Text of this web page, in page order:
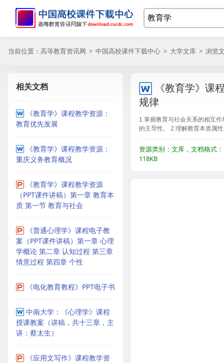
当前位置： 高等教育资讯网 > 中国高校课件下载中心 > 大学文库 > 浏览
相关文档
《教育学》课程教学资源：
教育优先发展
《教育学》课程教学资源：
重庆义务教育概况
《教育学》课程教学资源
（PPT课件讲稿）第一章 教育本
质 第一节 教育与社会
《普通心理学》课程电子教
案（PPT课件讲稿）第一章 心理
学概论 第二章 认知过程 第三章
情意过程 第四章 个性
《电化教育教程》PPT电子书
中南大学：《心理学》课程
授课教案（讲稿，共十三章，主
讲：蔡太生）
《应用文写作》课程教学资
《教育学》课
规律
1.掌握教育与社会关系的相互
的主导性。 2.理解教育本质属
资源类别：文库，文档格式
118KB